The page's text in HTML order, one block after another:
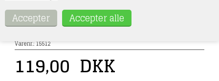
Varenr.: 15512
119,00 DKK